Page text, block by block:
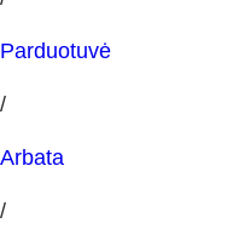
Parduotuvė
/
Arbata
/